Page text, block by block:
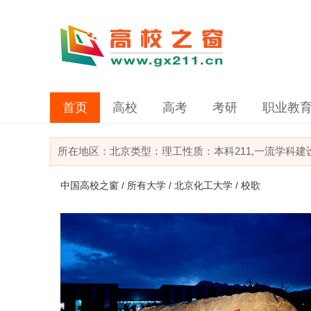
首页 高校 高考 考研 职业教
所在地区： 北京类型： 理工性质：本科211,一流学科建
中国高校之窗 / 所有大学 / 北京化工大学 / 校歌